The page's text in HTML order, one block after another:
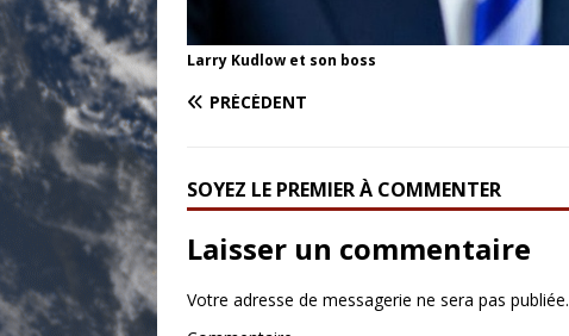
Larry Kudlow et son boss
PRÉCÉDENT
SOYEZ LE PREMIER À COMMENTER
Laisser un commentaire
Votre adresse de messagerie ne sera pas publiée.